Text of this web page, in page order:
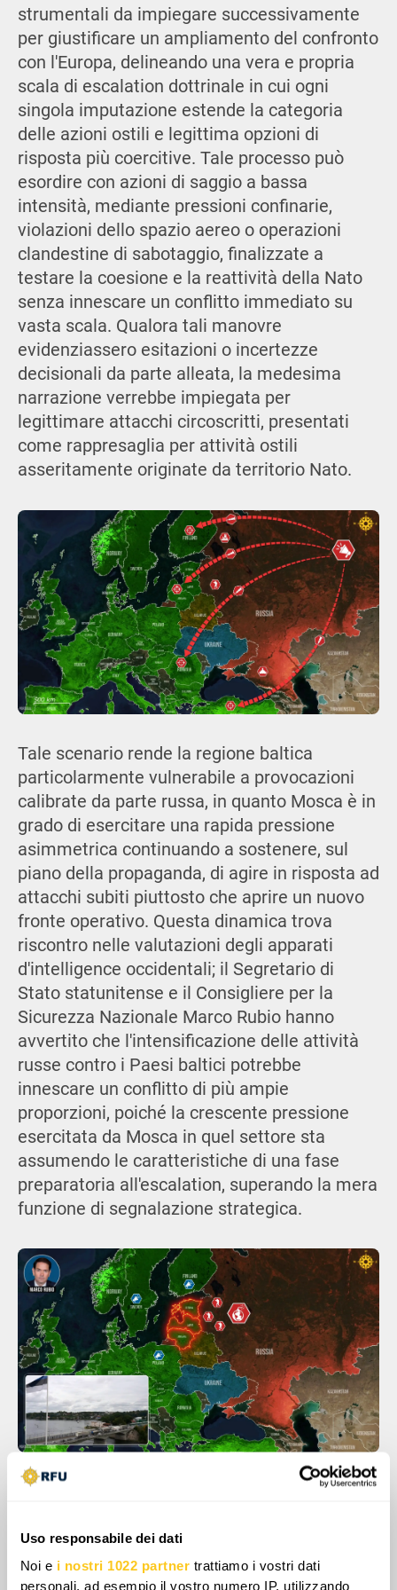
Uso responsabile dei dati
Noi e i nostri 1022 partner trattiamo i vostri dati
personali, ad esempio il vostro numero IP, utilizzando
strumentali da impiegare successivamente
per giustificare un ampliamento del confronto
con l'Europa, delineando una vera e propria
scala di escalation dottrinale in cui ogni
singola imputazione estende la categoria
delle azioni ostili e legittima opzioni di
risposta più coercitive. Tale processo può
esordire con azioni di saggio a bassa
intensità, mediante pressioni confinarie,
violazioni dello spazio aereo o operazioni
clandestine di sabotaggio, finalizzate a
testare la coesione e la reattività della Nato
senza innescare un conflitto immediato su
vasta scala. Qualora tali manovre
evidenziassero esitazioni o incertezze
decisionali da parte alleata, la medesima
narrazione verrebbe impiegata per
legittimare attacchi circoscritti, presentati
come rappresaglia per attività ostili
asseritamente originate da territorio Nato.
Tale scenario rende la regione baltica
particolarmente vulnerabile a provocazioni
calibrate da parte russa, in quanto Mosca è in
grado di esercitare una rapida pressione
asimmetrica continuando a sostenere, sul
piano della propaganda, di agire in risposta ad
attacchi subiti piuttosto che aprire un nuovo
fronte operativo. Questa dinamica trova
riscontro nelle valutazioni degli apparati
d'intelligence occidentali; il Segretario di
Stato statunitense e il Consigliere per la
Sicurezza Nazionale Marco Rubio hanno
avvertito che l'intensificazione delle attività
russe contro i Paesi baltici potrebbe
innescare un conflitto di più ampie
proporzioni, poiché la crescente pressione
esercitata da Mosca in quel settore sta
assumendo le caratteristiche di una fase
preparatoria all'escalation, superando la mera
funzione di segnalazione strategica.
In sintesi, l'impianto narrativo russo
un'escalation calibrata e progressiva, che si
articola inizialmente attraverso sabotaggi